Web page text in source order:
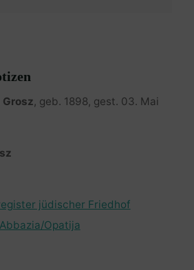
, geb. 1898, gest. 03. Mai
jüdischer Friedhof
Abbazia/Opatija